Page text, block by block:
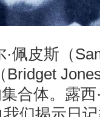
佩皮斯（
Bridget
合体。露西